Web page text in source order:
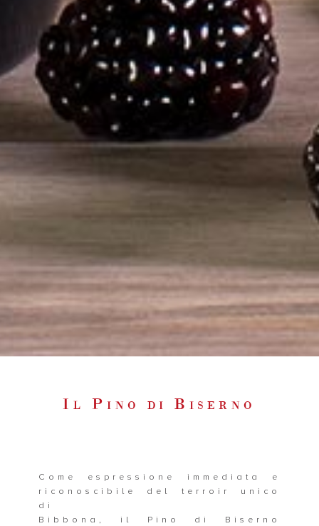
I L P INO DI B ISERNO
Come espressione immediata e
riconoscibile del terroir unico
di
Bibbona, il Pino di Biserno